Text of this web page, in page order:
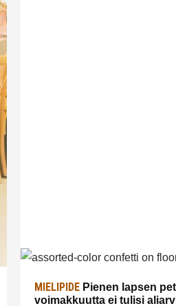
MIELIPIDE Pienen lapsen
voimakkuutta ei tulisi